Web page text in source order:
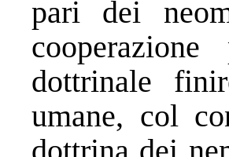
pari dei
dottrinale
umane, col